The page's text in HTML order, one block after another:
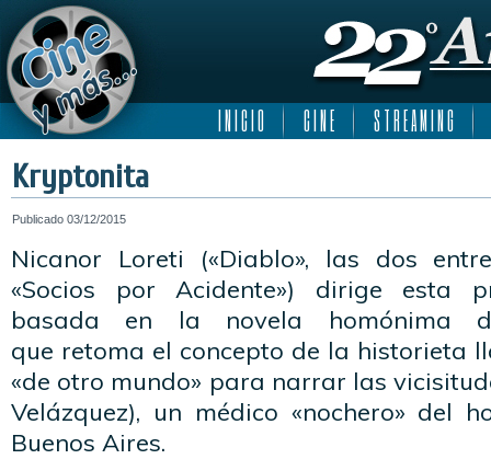
I N I C I O C I N E S T R E A M I N G
Kryptonita
Publicado 03/12/2015
Nicanor Loreti («Diablo», las dos
«Socios por Acidente») dirige esta
basada en la novela homónima
que retoma el concepto de la historieta
«de otro mundo» para narrar las
Velázquez), un médico «nochero» del
Buenos Aires.